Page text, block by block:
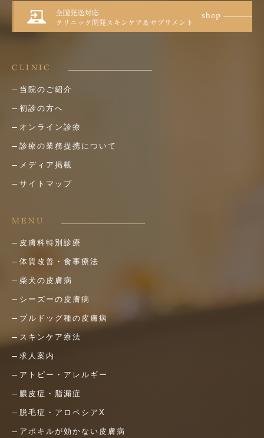
CLINIC
当院のご紹介
初診の方へ
オンライン診療
診療の業務提携について
メディア掲載
サイトマップ
MENU
皮膚科特別診療
体質改善・食事療法
柴犬の皮膚病
シーズーの皮膚病
ブルドッグ種の皮膚病
スキンケア療法
求人案内
アトピー・アレルギー
膿皮症・脂漏症
脱毛症・アロペシアX
アポキルが効かない皮膚病